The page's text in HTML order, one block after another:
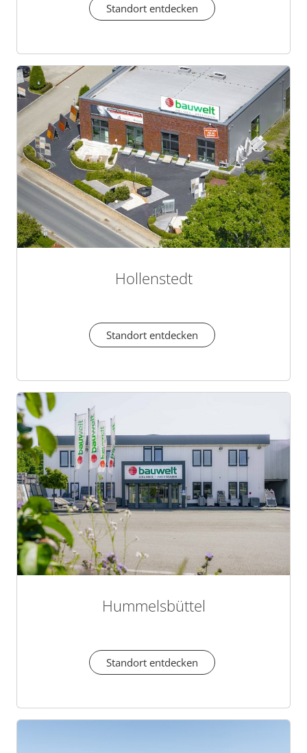
Standort entdecken
Hollenstedt
Standort entdecken
Hummelsbüttel
Standort entdecken